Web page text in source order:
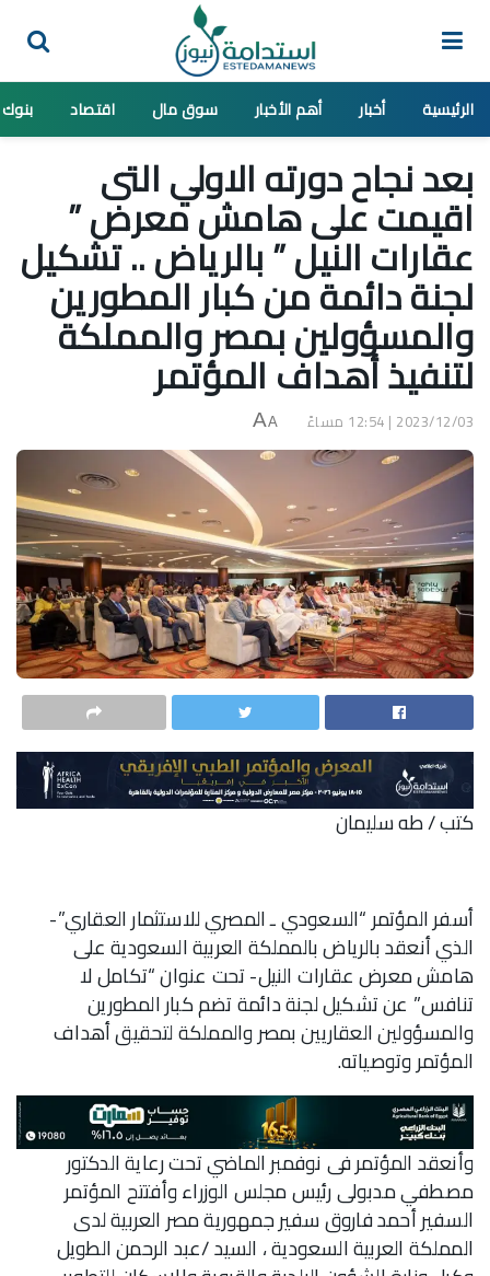
الرئيسية أخبار أهم الأخبار سوق مال اقتصاد بنوك
بعد نجاح دورته الاولي التى
اقيمت على هامش معرض ”
عقارات النيل ” بالرياض .. تشكيل
لجنة دائمة من كبار المطورين
والمسؤولين بمصر والمملكة
لتنفيذ أهداف المؤتمر
2023/12/03 | 12:54 مساءً A
A
كتب / طه سليمان
أسفر المؤتمر “السعودي ـ المصري للاستثمار العقاري”-
الذي أنعقد بالرياض بالمملكة العربية السعودية على
هامش معرض عقارات النيل- تحت عنوان “تكامل لا
تنافس” عن تشكيل لجنة دائمة تضم كبار المطورين
والمسؤولين العقاريين بمصر والمملكة لتحقيق أهداف
المؤتمر وتوصياته.
وأنعقد المؤتمر فى نوفمبر الماضي تحت رعاية الدكتور
مصطفي مدبولى رئيس مجلس الوزراء وأفتتح المؤتمر
السفير أحمد فاروق سفير جمهورية مصر العربية لدى
المملكة العربية السعودية ، السيد /عبد الرحمن الطويل